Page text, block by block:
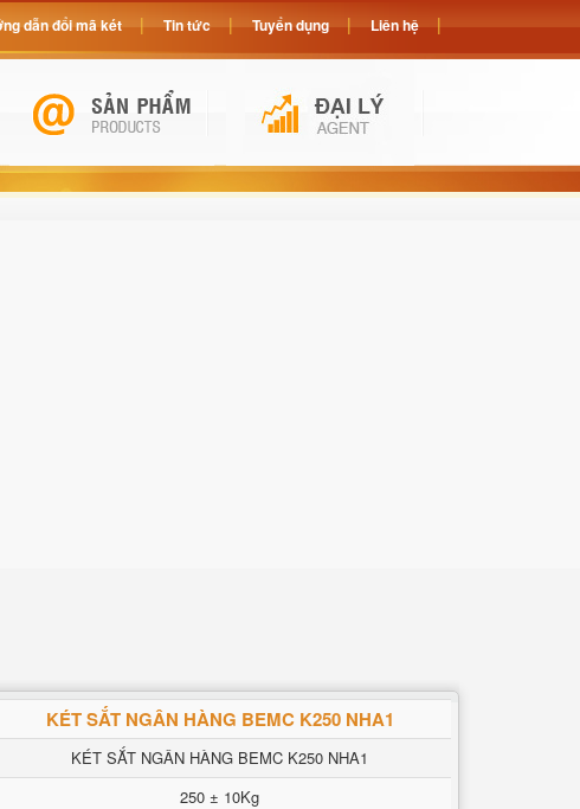
KÉT SẮT NGÂN HÀNG BEMC K250 NHA1
KÉT SẮT NGÂN HÀNG BEMC K250 NHA1
250 ± 10Kg
dẫn đổi mã két Tin tức Tuyển dụng Liên hệ